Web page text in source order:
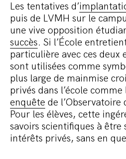
Les tentatives d’
puis de LVMH sur le
une vive opposition
succès. Si l’École
particulière avec ces deux
sont utilisées comme
plus large de mainmise
privés dans l’école
enquête de
Pour les élèves, cette
savoirs scientifiques à être
intérêts privés, sans en